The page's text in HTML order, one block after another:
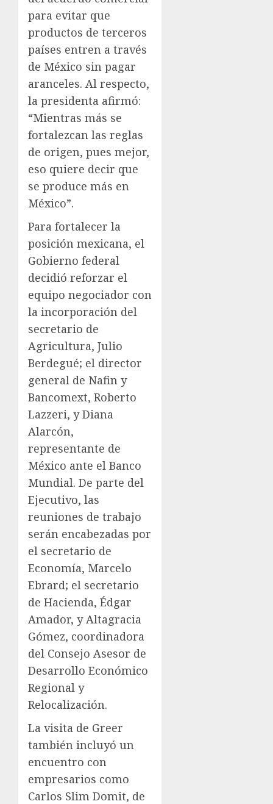
para evitar que
productos de terceros
países entren a través
de México sin pagar
aranceles. Al respecto,
la presidenta afirmó:
“Mientras más se
fortalezcan las reglas
de origen, pues mejor,
eso quiere decir que
se produce más en
México”.
Para fortalecer la
posición mexicana, el
Gobierno federal
decidió reforzar el
equipo negociador con
la incorporación del
secretario de
Agricultura, Julio
Berdegué; el director
general de Nafin y
Bancomext, Roberto
Lazzeri, y Diana
Alarcón,
representante de
México ante el Banco
Mundial. De parte del
Ejecutivo, las
reuniones de trabajo
serán encabezadas por
el secretario de
Economía, Marcelo
Ebrard; el secretario
de Hacienda, Édgar
Amador, y Altagracia
Gómez, coordinadora
del Consejo Asesor de
Desarrollo Económico
Regional y
Relocalización.
La visita de Greer
también incluyó un
encuentro con
empresarios como
Carlos Slim Domit, de